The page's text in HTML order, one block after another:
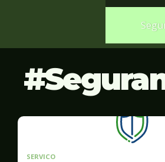
SERVICO